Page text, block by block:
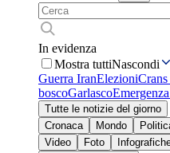
In evidenza
Mostra tuttiNascondi
Guerra IranElezioni
boscoGarlasco
Tutte le notizie del giorno
Cronaca
Mondo
Video
Foto